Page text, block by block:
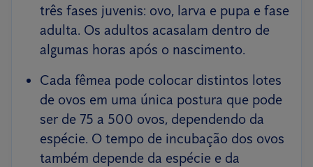
três fases juvenis: ovo, larva e pupa e fase
adulta. Os adultos acasalam dentro de
algumas horas após o nascimento.
Cada fêmea pode colocar distintos lotes
de ovos em uma única postura que pode
ser de 75 a 500 ovos, dependendo da
espécie. O tempo de incubação dos ovos
também depende da espécie e da